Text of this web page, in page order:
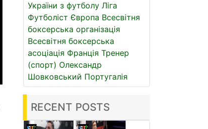
України з футболу Ліга
Футболіст Європа Всесвітня
боксерська організація
Всесвітня боксерська
асоціація Франція Тренер
(спорт) Олександр
Шовковський Португалія
RECENT POSTS